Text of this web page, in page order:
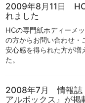
2009年8月11日 HC
れました
HCの専門紙ホディーメ
の方からお問い合わせ・
安心感を得られた方が増
た。
2008年7月 情報誌
アルボックス』が掲